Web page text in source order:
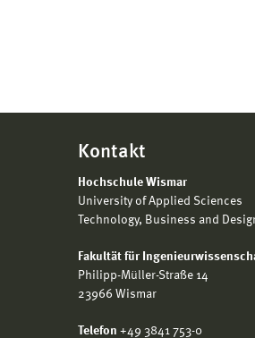
Kontakt
Hochschule Wismar
University of Applied Sciences
Technology, Business and
Fakultät für
Philipp-Müller-Straße 14
23966 Wismar
Telefon +49 3841 753-0